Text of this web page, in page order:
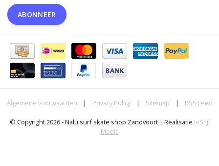
ABONNEER
Algemene voorwaarden | Privacy Policy | Sitemap | RSS Feed
© Copyright 2026 - Nalu surf skate shop Zandvoort | Realisatie InStijl
Media